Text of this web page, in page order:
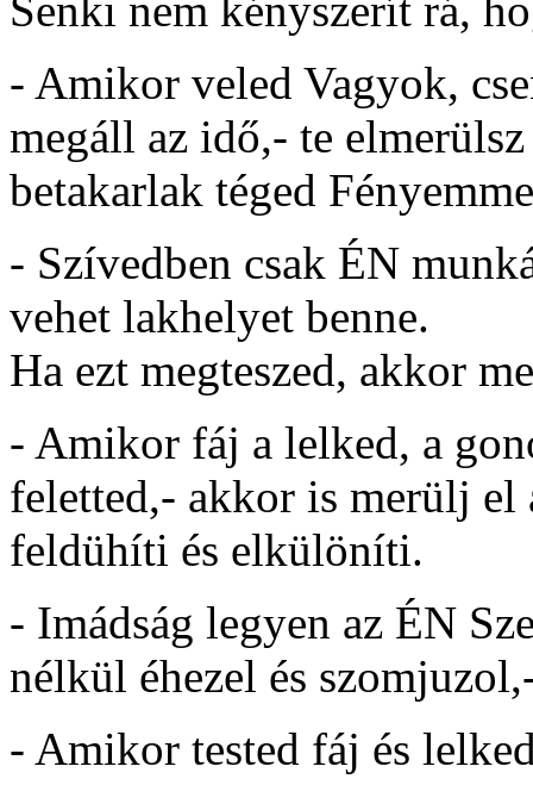
Senki nem kényszerít rá,
- Amikor veled Vagyok,
megáll az idő,- te
betakarlak téged
- Szívedben csak ÉN
vehet lakhelyet benne.
Ha ezt megteszed, akkor
- Amikor fáj a lelked, a
feletted,- akkor is merülj el
feldühíti és elkülöníti.
- Imádság legyen az ÉN
nélkül éhezel és
- Amikor tested fáj és